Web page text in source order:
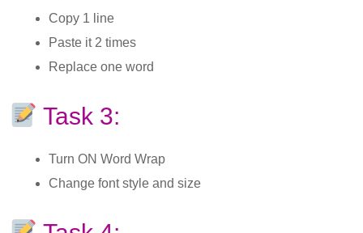
Copy 1 line
Paste it 2 times
Replace one word
Task 3:
Turn ON Word Wrap
Change font style and size